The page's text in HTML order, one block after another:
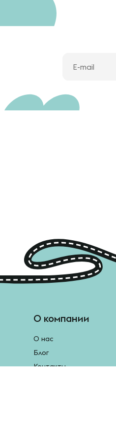
О компании
О нас
Блог
Контакты